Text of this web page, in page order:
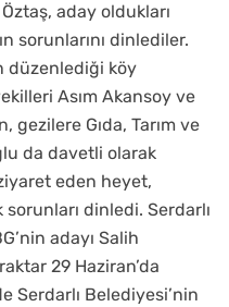
aday oldukları
sorunlarını dinlediler.
düzenlediği köy
Asım Akansoy ve
gezilere Gıda, Tarım ve
da davetli olarak
eden heyet,
dinledi. Serdarlı
adayı Salih
29 Haziran’da
Serdarlı Belediyesi’nin